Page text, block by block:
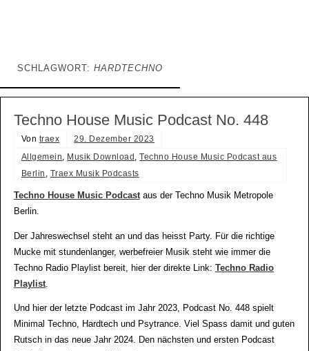
SCHLAGWORT: HARDTECHNO
Techno House Music Podcast No. 448
Von traex
29. Dezember 2023
Allgemein, Musik Download ,Techno House Music Podcast aus
Berlin , Traex Musik Podcasts
Techno House Music Podcastaus der Techno Musik Metropole
Berlin.
Der Jahreswechsel steht an und das heisst Party. Für die richtige
Mucke mit stundenlanger, werbefreier Musik steht wie immer die
Techno Radio Playlist bereit, hier der direkte Link: Techno Radio
Playlist.
Und hier der letzte Podcast im Jahr 2023, Podcast No. 448 spielt
Minimal Techno, Hardtech und Psytrance. Viel Spass damit und guten
Rutsch in das neue Jahr 2024. Den nächsten und ersten Podcast